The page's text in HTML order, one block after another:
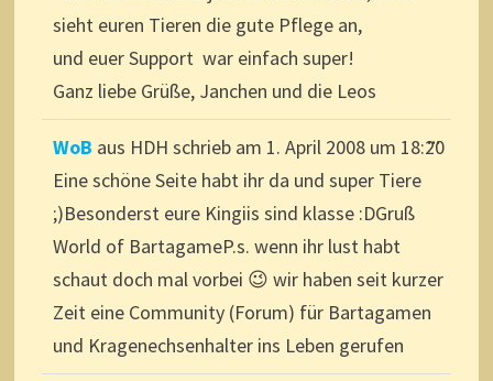
sieht euren Tieren die gute Pflege an,
und euer Support war einfach super!
Ganz liebe Grüße, Janchen und die Leos
WoB aus HDH schrieb am 1. April 2008 um 18:20
Eine schöne Seite habt ihr da und super Tiere
;)Besonderst eure Kingiis sind klasse :DGruß
World of BartagameP.s. wenn ihr lust habt
schaut doch mal vorbei 😉 wir haben seit kurzer
Zeit eine Community (Forum) für Bartagamen
und Kragenechsenhalter ins Leben gerufen
...DIESE